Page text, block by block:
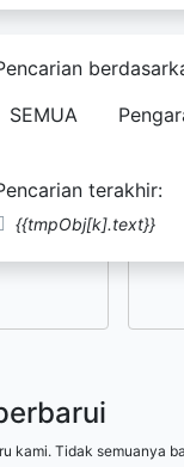
SEMUA
terakhir:
{{tmpObj[k].text}}
kami. Tidak semuanya